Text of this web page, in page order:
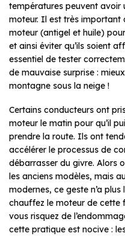
températures peuvent avoir
moteur. Il est très important
moteur (antigel et huile)
et ainsi éviter qu’ils soient
essentiel de tester
de mauvaise surprise :
montagne sous la neige !
Certains conducteurs ont
moteur le matin pour qu’il
prendre la route. Ils ont
accélérer le processus de
débarrasser du givre. Alors
les anciens modèles, mais
modernes, ce geste n’a plus
chauffez le moteur de cette
vous risquez de
cette pratique est nocive :